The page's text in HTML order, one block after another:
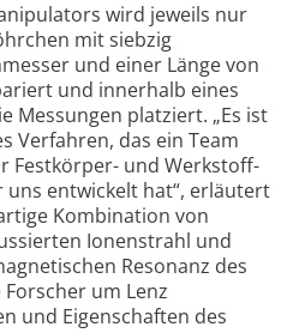
wird jeweils nur
mit siebzig
und einer Länge von
und innerhalb eines
Messungen platziert. „Es ist
Verfahren, das ein Team
Festkörper- und Werkstoff­
entwickelt hat“, erläutert
Kombination von
Ionenstrahl und
Resonanz des
um Lenz
und Eigenschaften des